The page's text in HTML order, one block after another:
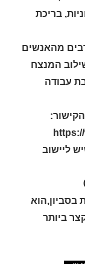
טניס,חניון ל-12 מכוניות, בריכת
מהאנשים
המנצח
עבודה
ליישוב
בסביון,הוא
ביותר